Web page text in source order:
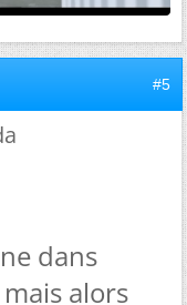
#5
dans
alors